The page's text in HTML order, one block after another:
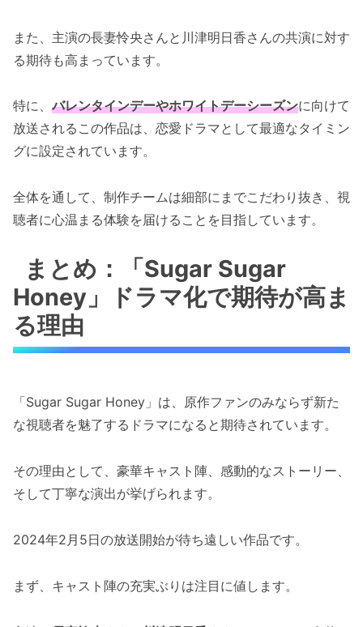
また、主演の長妻怜央さんと川津明日香さんの共演に対す
る期待も高まっています。
特に、バレンタインデーやホワイトデーシーズンに向けて
放送されるこの作品は、恋愛ドラマとして最適なタイミン
グに設定されています。
全体を通して、制作チームは細部にまでこだわり抜き、視
聴者に心温まる体験を届けることを目指しています。
まとめ：「Sugar Sugar
Honey」ドラマ化で期待が高ま
る理由
「Sugar Sugar Honey」は、原作ファンのみならず新た
な視聴者を魅了するドラマになると期待されています。
その理由として、豪華キャスト陣、感動的なストーリー、
そして丁寧な演出が挙げられます。
2024年2月5日の放送開始が待ち遠しい作品です。
まず、キャスト陣の充実ぶりは注目に値します。